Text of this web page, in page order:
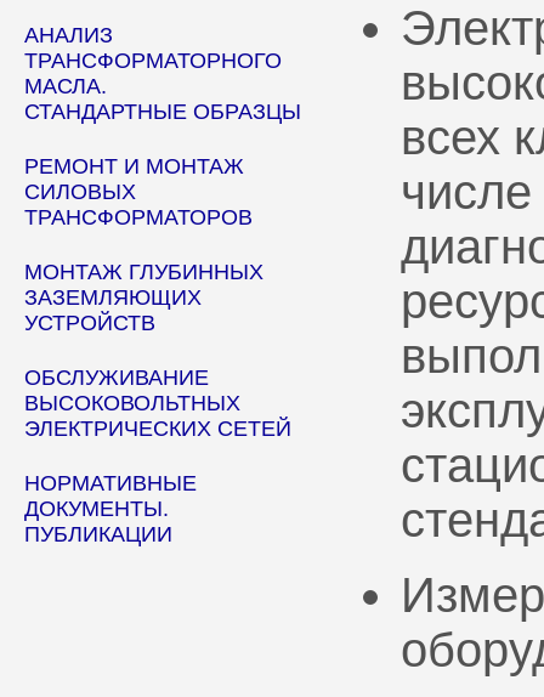
АНАЛИЗ
ТРАНСФОРМАТОРНОГО
МАСЛА.
СТАНДАРТНЫЕ ОБРАЗЦЫ
РЕМОНТ И МОНТАЖ
СИЛОВЫХ
ТРАНСФОРМАТОРОВ
МОНТАЖ ГЛУБИННЫХ
ЗАЗЕМЛЯЮЩИХ
УСТРОЙСТВ
ОБСЛУЖИВАНИЕ
ВЫСОКОВОЛЬТНЫХ
ЭЛЕКТРИЧЕСКИХ СЕТЕЙ
НОРМАТИВНЫЕ
ДОКУМЕНТЫ.
ПУБЛИКАЦИИ
всех